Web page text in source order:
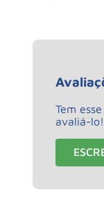
Tem
avaliá-lo!